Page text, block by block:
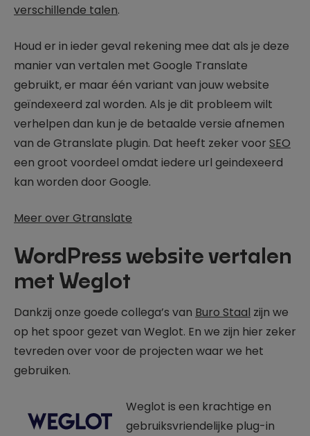
verschillende talen.
Houd er in ieder geval rekening mee dat als je deze
manier van vertalen met Google Translate
gebruikt, er maar één variant van jouw website
geïndexeerd zal worden. Als je dit probleem wilt
verhelpen dan kun je de betaalde versie afnemen
van de Gtranslate plugin. Dat heeft zeker voor SEO
een groot voordeel omdat iedere url geindexeerd
kan worden door Google.
Meer over Gtranslate
WordPress website vertalen
met Weglot
Dankzij onze goede collega’s van Buro Staal zijn we
op het spoor gezet van Weglot. En we zijn hier zeker
tevreden over voor de projecten waar we het
gebruiken.
Weglot is een krachtige en
gebruiksvriendelijke plug-in